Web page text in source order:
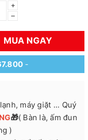
+
–
MUA NGAY
-
máy giặt ... Quý
🎁( Bàn là, ấm đun
)